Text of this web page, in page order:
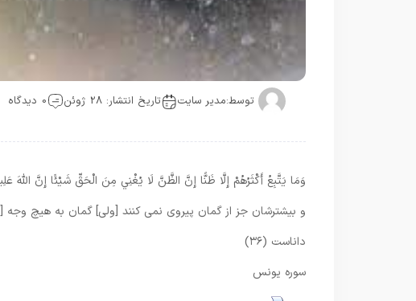
توسط:مدیر سایت تاریخ انتشار: 28 ژوئن 0 دیدگاه
وَمَا يَتَّبِعُ أَكْثَرُهُمْ إِلَّا ظَنًّا إِنَّ الظَّنَّ لَا يُغْنِي مِنَ الْحَقِّ شَيْئًا إِنَّ اللَّهَ
و بيشترشان جز از گمان پيروى نمى كنند [ولى] گمان به هيچ وجه
داناست (۳۶)
سوره یونس